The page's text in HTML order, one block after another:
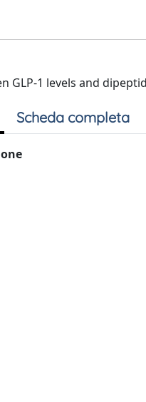
GLP-1 levels and
Scheda completa